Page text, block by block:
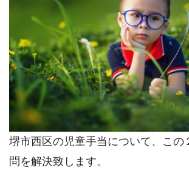
堺市西区の児童手当について、この
問を解決致します。